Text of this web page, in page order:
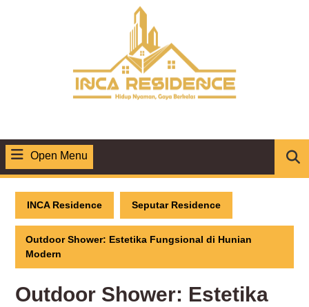
Open Menu
Menu
INCA Residence Seputar Residence
Outdoor Shower: Estetika Fungsional di Hunian
Modern
Outdoor Shower: Estetika